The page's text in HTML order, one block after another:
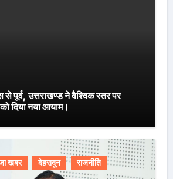
पूर्व, उत्तराखण्ड ने वैश्विक स्तर पर
दिया नया आयाम।
खबर देहरादून राजनीति